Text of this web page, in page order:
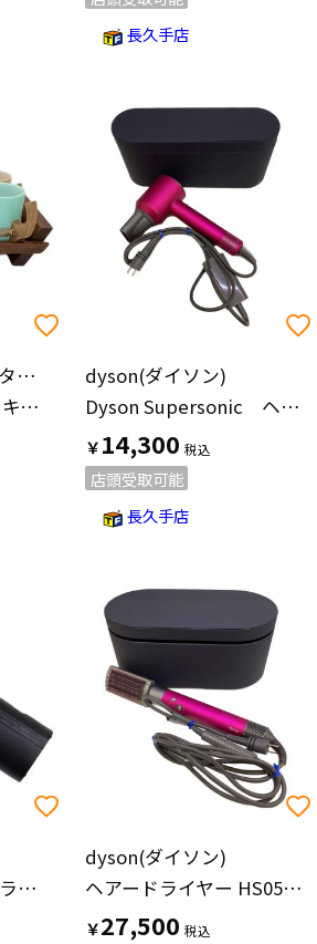
長久手店
Siesta ware(シエスタウェア)
ヴィンテージスタッキングカップセット 台座付 1950年～1960年代
dyson(ダイソン)
Dyson Supersonic ヘアードライヤー HD08 2021年製
￥14,300
店頭受取可能
長久手店
スチームアイロンブラシ YJHB5B 2024年製
dyson(ダイソン)
ヘアードライヤー HS05 S9P-JP-RHA2079A
￥27,500